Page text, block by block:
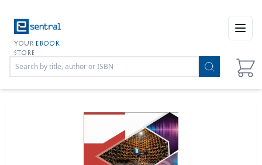
YOUR EBOOK
STORE